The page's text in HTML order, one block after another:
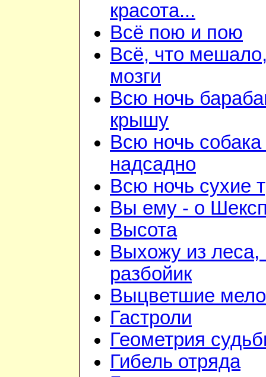
красота...
Всё пою и пою
Всё, что
мозги
Всю ночь
крышу
Всю ночь
надсадно
Всю ночь сухие
Вы ему - о
Высота
Выхожу из леса,
разбойик
Выцветшие
Гастроли
Геометрия
Гибель отряда